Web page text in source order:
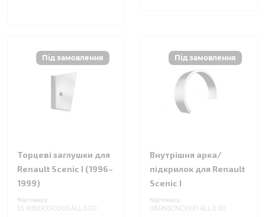
Торцеві заглушки для
Renault Scenic I (1996–
1999)
Код товару:
55.WBXXXX0000.ALL.0.00
Внутрішня арка/
підкрилок для Renault
Scenic I
Код товару:
08.RNSCNCXXX1.ALL.0.00